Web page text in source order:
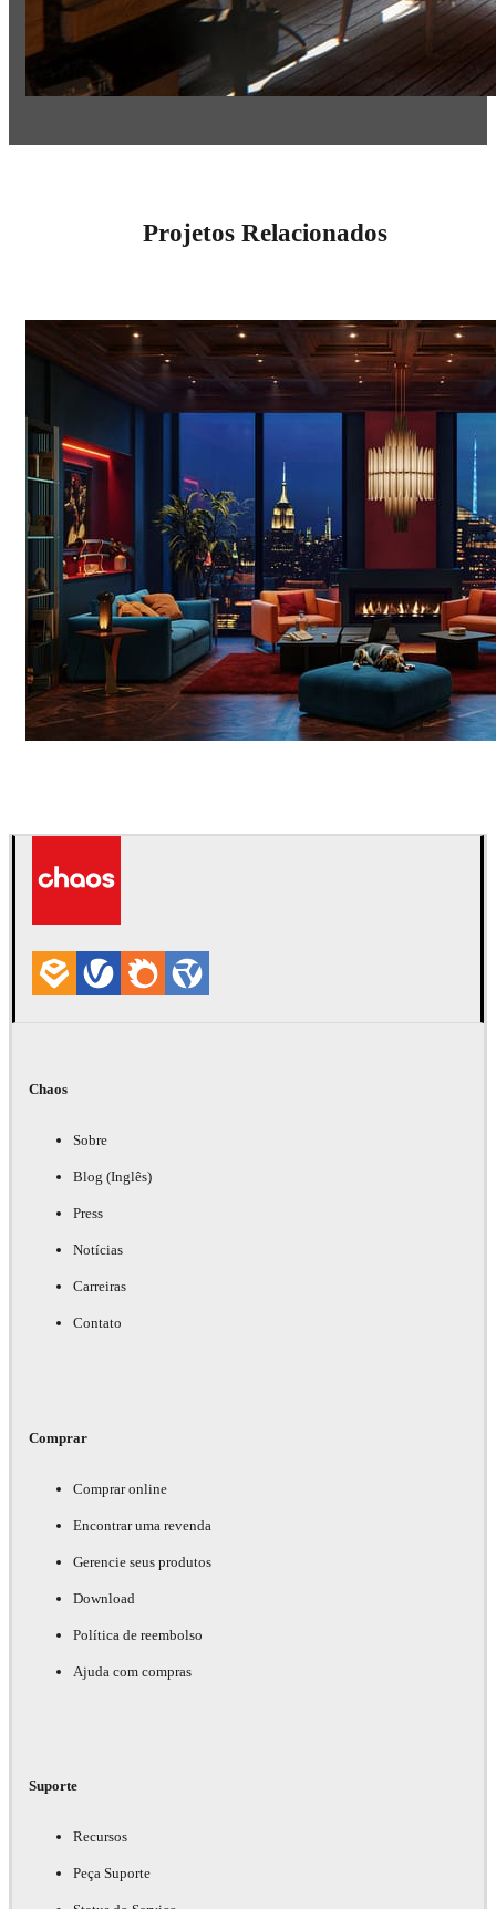
Projetos Relacionados
Chaos
Sobre
Blog (Inglês)
Press
Notícias
Carreiras
Contato
Comprar
Comprar online
Encontrar uma revenda
Gerencie seus produtos
Download
Política de reembolso
Ajuda com compras
Suporte
Recursos
Peça Suporte